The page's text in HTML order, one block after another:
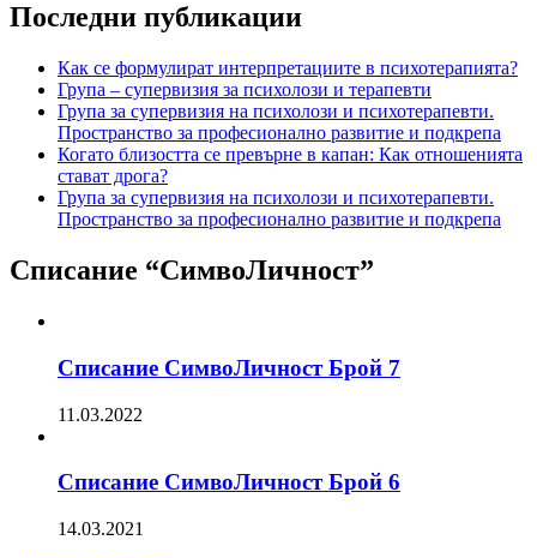
Последни публикации
Как се формулират интерпретациите в психотерапията?
Група – супервизия за психолози и терапевти
Група за супервизия на психолози и психотерапевти.
Пространство за професионално развитие и подкрепа
Когато близостта се превърне в капан: Как отношенията
стават дрога?
Група за супервизия на психолози и психотерапевти.
Пространство за професионално развитие и подкрепа
Списание “СимвоЛичност”
Списание СимвоЛичност Брой 7
11.03.2022
Списание СимвоЛичност Брой 6
14.03.2021